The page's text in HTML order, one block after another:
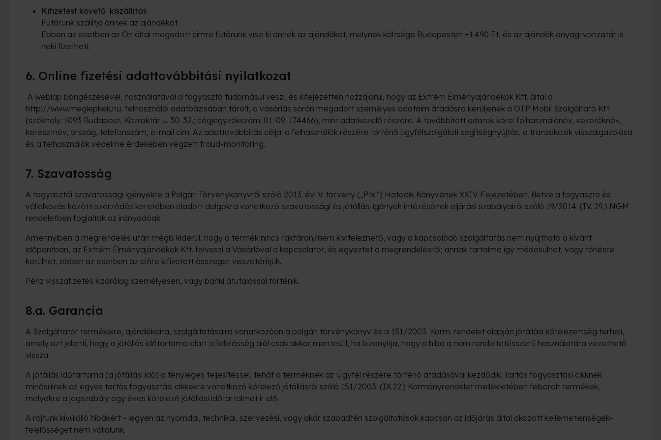
Kifizetést követő kiszállítás
Futárunk szállítja önnek az ajándékot
Ebben az esetben az Ön által megadott címre futárunk viszi ki önnek az ajándékot, melynek költsége Budapesten +1.490 Ft, és az ajándék anyagi vonzatát is
neki fizetheti.
6. Online fizetési adattovábbítási nyilatkozat
A weblap böngészésével, használatával a fogyasztó tudomásul veszi, és kifejezetten hozzájárul, hogy az Extrém Élményajándékok Kft. által a
http://www.meglepkek.hu, felhasználói adatbázisában tárolt, a vásárlás során megadott személyes adataim átadásra kerüljenek a OTP Mobil Szolgáltató Kft.
(székhely: 1093 Budapest, Közraktár u. 30-32.; cégjegyzékszám: 01-09-174466), mint adatkezelő részére. A továbbított adatok köre: felhasználónév, vezetéknév,
keresztnév, ország, telefonszám, e-mail cím. Az adattovábbítás célja: a felhasználók részére történő ügyfélszolgálati segítségnyújtás, a tranzakciók visszaigazolása
és a felhasználók védelme érdekében végzett fraud-monitoring.
7. Szavatosság
A fogyasztói szavatossági igényekre a Polgári Törvénykönyvről szóló 2013. évi V. törvény („Ptk.") Hatodik Könyvének XXIV. Fejezetében, illetve a fogyasztó és
vállalkozás közötti szerződés keretében eladott dolgokra vonatkozó szavatossági és jótállási igények intézésének eljárási szabályairól szóló 19/2014. (IV. 29.) NGM
rendeletben foglaltak az irányadóak.
Amennyiben a megrendelés után mégis kiderül, hogy a termék nincs raktáron/nem kivitelezhető, vagy a kapcsolódó szolgáltatás nem nyújtható a kívánt
időpontban, az Extrém Élményajándékok Kft. felveszi a Vásárlóval a kapcsolatot, és egyeztet a megrendelésről; annak tartalma így módosulhat, vagy törlésre
kerülhet, ebben az esetben az előre kifizetett összeget visszatérítjük.
Pénz visszafizetés kizárólag személyesen, vagy banki átutalással történik.
8.a. Garancia
A Szolgáltatót termékeire, ajándékaira, szolgáltatásaira vonatkozóan a polgári törvénykönyv és a 151/2003. Korm. rendelet alapján jótállási kötelezettség terheli,
amely azt jelenti, hogy a jótállás időtartama alatt a felelősség alól csak akkor mentesül, ha bizonyítja, hogy a hiba a nem rendeltetésszerű használatára vezethető
vissza.
A jótállás időtartama (a jótállási idő) a tényleges teljesítéssel, tehát a terméknek az Ügyfél részére történő átadásával kezdődik. Tartós fogyasztási cikknek
minősülnek az egyes tartós fogyasztási cikkekre vonatkozó kötelező jótállásról szóló 151/2003. (IX.22.) Kormányrendelet mellékletében felsorolt termékek,
melyekre a jogszabály egy éves kötelező jótállási időtartalmat ír elő.
A rajtunk kívülálló hibákért - legyen az nyomdai, technikai, szervezési, vagy akár szabadtéri szolgáltatások kapcsán az időjárás által okozott kellemetlenségek-
felelősséget nem vállalunk.